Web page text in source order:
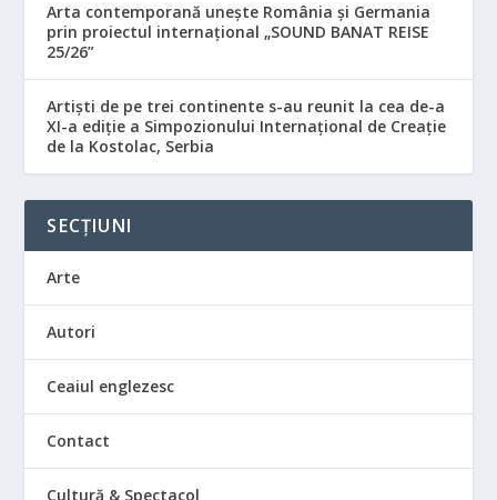
Arta contemporană unește România și Germania
prin proiectul internațional „SOUND BANAT REISE
25/26”
Artiști de pe trei continente s-au reunit la cea de-a
XI-a ediție a Simpozionului Internațional de Creație
de la Kostolac, Serbia
SECȚIUNI
Arte
Autori
Ceaiul englezesc
Contact
Cultură & Spectacol